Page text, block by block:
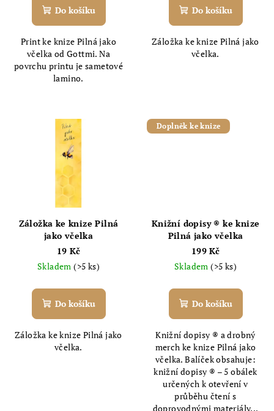
Do košíku
Print ke knize Pilná jako
včelka od Gottmi. Na
povrchu printu je sametové
lamino.
Do košíku
Záložka ke knize Pilná jako
včelka.
Záložka ke knize Pilná
jako včelka
19 Kč
Skladem(>5 ks)
Do košíku
Záložka ke knize Pilná jako
včelka.
Doplněk ke knize
Knižní dopisy ® ke knize
Pilná jako včelka
199 Kč
Skladem(>5 ks)
Do košíku
Knižní dopisy ® a drobný
merch ke knize Pilná jako
včelka. Balíček obsahuje:
knižní dopisy ® – 5 obálek
určených k otevření v
průběhu čtení s
doprovodnými materiály...